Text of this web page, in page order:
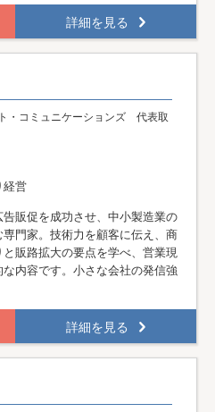
詳細を見る
・コミュニケーションズ 代表取
経営
販促を成功させ、中小製造業の
門家。技術力を顧客に伝え、商
販路拡大の要点を学べ、営業現
内容です。小さな会社の発信強
詳細を見る